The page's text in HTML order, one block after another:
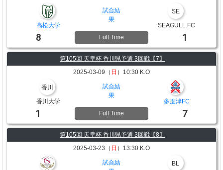
高松大学
試合結
果
SE
SEAGULL.FC
8 Full Time 1
第105回 天皇杯 香川県予選 3回戦【7】
2025-03-09（ 日 ）10:30 K.O
香川
香川大学
試合結
果
多度津FC
1 Full Time 7
第105回 天皇杯 香川県予選 3回戦【8】
2025-03-23（ 日 ）13:30 K.O
試合結
BL